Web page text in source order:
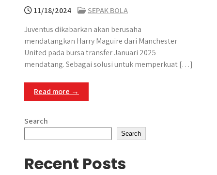
11/18/2024
SEPAK BOLA
Juventus dikabarkan akan berusaha
mendatangkan Harry Maguire dari Manchester
United pada bursa transfer Januari 2025
mendatang. Sebagai solusi untuk memperkuat […]
Read more →
Search
Search
Recent Posts